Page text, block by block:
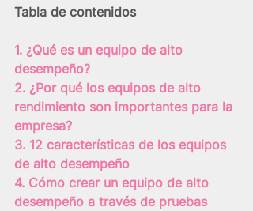
Tabla de contenidos
1. ¿Qué es un equipo de alto
desempeño?
2. ¿Por qué los equipos de alto
rendimiento son importantes para la
empresa?
3. 12 características de los equipos
de alto desempeño
4. Cómo crear un equipo de alto
desempeño a través de pruebas